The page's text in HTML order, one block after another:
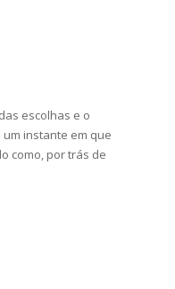
escolhas e o
instante em que
como, por trás de